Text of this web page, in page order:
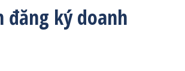
đăng ký doanh